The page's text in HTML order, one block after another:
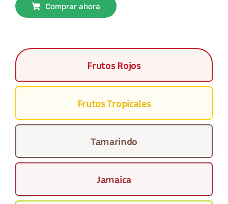
Comprar ahora
Frutos Rojos
Frutos Tropicales
Tamarindo
Jamaica